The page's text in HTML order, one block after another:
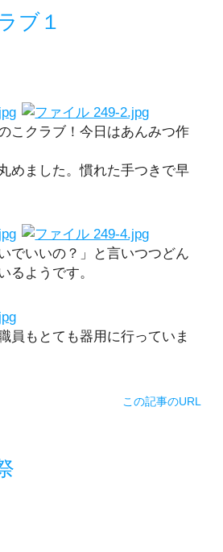
ブ１
こクラブ！今日はあんみつ作
めました。慣れた手つきで早
でいいの？」と言いつつどん
るようです。
員もとても器用に行っていま
この記事のURL